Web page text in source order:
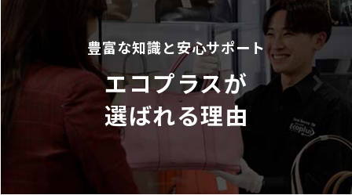
豊富な知識と安心サポート
エコプラスが
選ばれる理由